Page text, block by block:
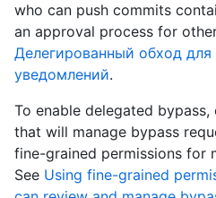
who can push commits
an approval process for
Делегированный обход
уведомлений.
To enable delegated
that will manage bypass
fine-grained permissions for
See Using fine-grained